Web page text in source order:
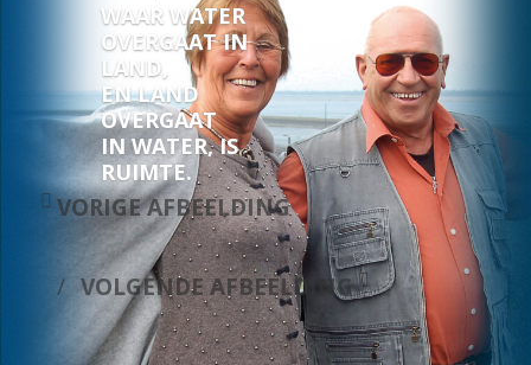
WAAR WATER
OVERGAAT IN
LAND,
EN LAND
OVERGAAT
IN WATER, IS
RUIMTE.
VORIGE AFBEELDING
VOLGENDE AFBEELDING